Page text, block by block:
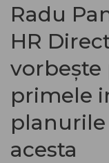
Radu
HR
vorbește
primele
acesta